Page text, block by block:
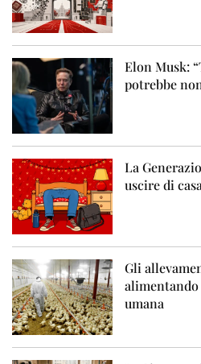
Elon Musk:
potrebbe
La
uscire di
Gli
umana